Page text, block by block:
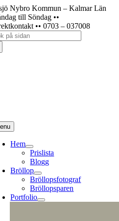
Fortsätt
till
innehållet
Nybro Kommun – Kalmar Län
till Söndag ••
•• 0703 – 037008
Hem
Prislista
Blogg
Bröllop
Bröllopsfotograf
Bröllopsparen
Portfolio